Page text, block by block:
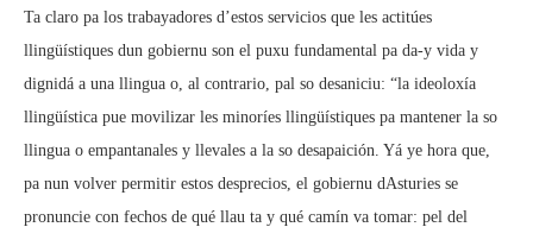
Ta claro pa los trabayadores d’estos servicios que les actitúes
llingüístiques dun gobiernu son el puxu fundamental pa da-y vida y
dignidá a una llingua o, al contrario, pal so desaniciu: “la ideoloxía
llingüística pue movilizar les minoríes llingüístiques pa mantener la so
llingua o empantanales y llevales a la so desapaición. Yá ye hora que,
pa nun volver permitir estos desprecios, el gobiernu dAsturies se
pronuncie con fechos de qué llau ta y qué camín va tomar: pel del